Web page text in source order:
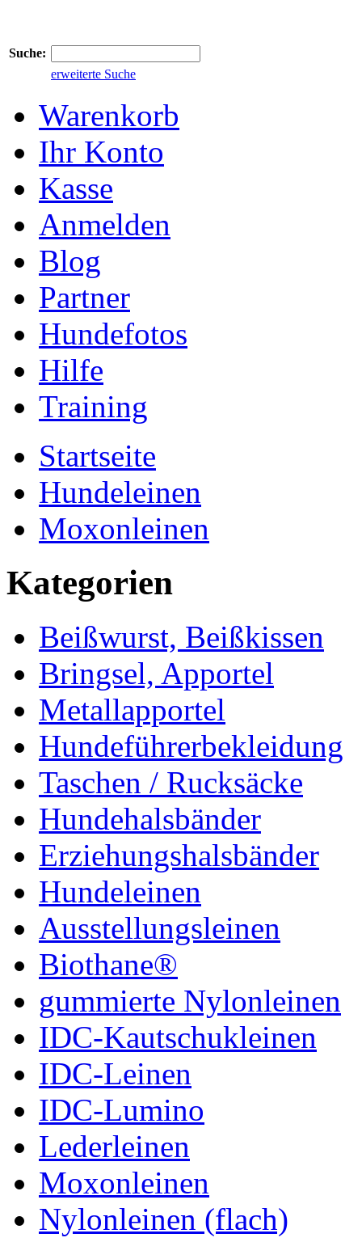
Suche:
erweiterte Suche
Warenkorb
Ihr Konto
Kasse
Anmelden
Blog
Partner
Hundefotos
Hilfe
Training
Startseite
Hundeleinen
Moxonleinen
Kategorien
Beißwurst, Beißkissen
Bringsel, Apportel
Metallapportel
Hundeführerbekleidung
Taschen / Rucksäcke
Hundehalsbänder
Erziehungshalsbänder
Hundeleinen
Ausstellungsleinen
Biothane®
gummierte Nylonleinen
IDC-Kautschukleinen
IDC-Leinen
IDC-Lumino
Lederleinen
Moxonleinen
Nylonleinen (flach)